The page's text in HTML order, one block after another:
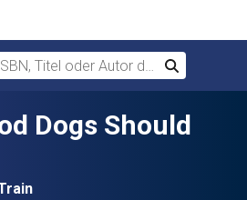
Titel oder Autor durchsuchen
Suchen
Dogs Should